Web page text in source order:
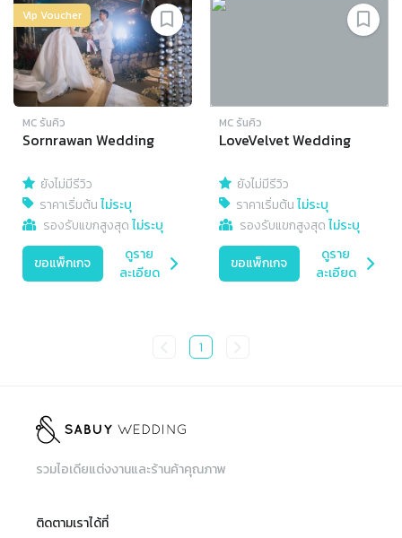
Vip Voucher
MC รันคิว
Sornrawan Wedding
ยังไม่มีรีวิว
ราคาเริ่มต้นไม่ระบุ
รองรับแขกสูงสุดไม่ระบุ
ขอแพ็กเกจ
ดูราย
ละเอียด
MC รันคิว
LoveVelvet Wedding
ยังไม่มีรีวิว
ราคาเริ่มต้นไม่ระบุ
รองรับแขกสูงสุดไม่ระบุ
ขอแพ็กเกจ
ดูราย
ละเอียด
1
รวมไอเดียแต่งงานและร้านค้าคุณภาพ
ติดตามเราได้ที่